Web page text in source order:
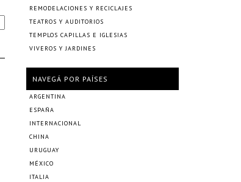
REMODELACIONES Y RECICLAJES
TEATROS Y AUDITORIOS
TEMPLOS CAPILLAS E IGLESIAS
VIVEROS Y JARDINES
NAVEGÁ POR PAÍSES
ARGENTINA
ESPAÑA
INTERNACIONAL
CHINA
URUGUAY
MÉXICO
ITALIA